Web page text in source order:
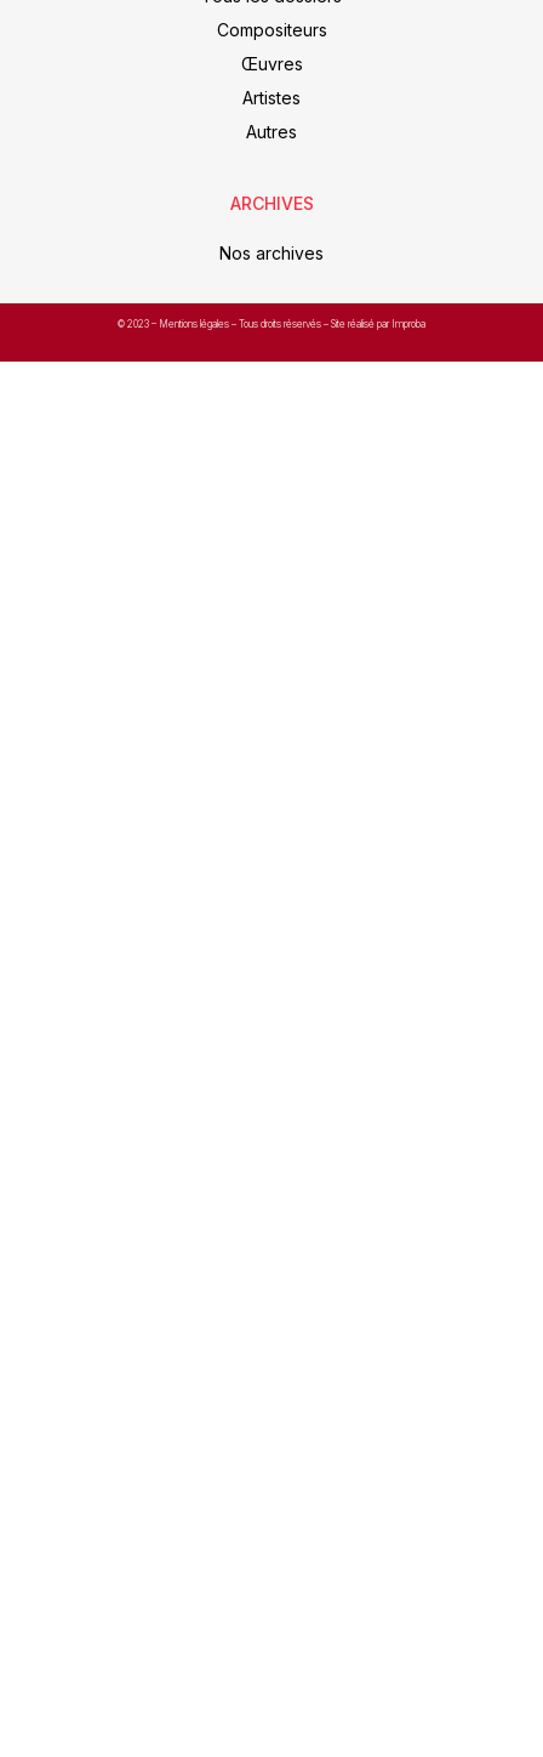
Compositeurs
Œuvres
Artistes
Autres
ARCHIVES
Nos archives
© 2023 – Mentions légales – Tous droits réservés – Site réalisé par Improba